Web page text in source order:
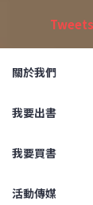
關於我們
我要出書
我要買書
活動傳媒